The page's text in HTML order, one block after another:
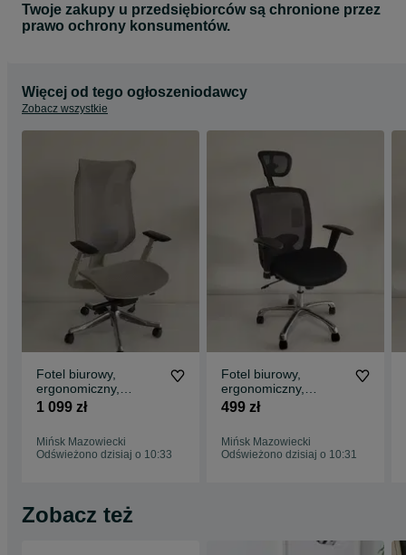
Twoje zakupy u przedsiębiorców są chronione przez
prawo ochrony konsumentów.
Więcej od tego ogłoszeniodawcy
Zobacz wszystkie
Fotel biurowy,
ergonomiczny,
regulowany, krzesło
WYPRZEDAŻ
EKSPOZYCJI
1 099 zł
Mińsk Mazowiecki
Odświeżono dzisiaj o 10:33
Fotel biurowy,
ergonomiczny,
regulowany, krzesło
WYPRZEDAŻ
EKSPOZYCJI
499 zł
Mińsk Mazowiecki
Odświeżono dzisiaj o 10:31
Zobacz też